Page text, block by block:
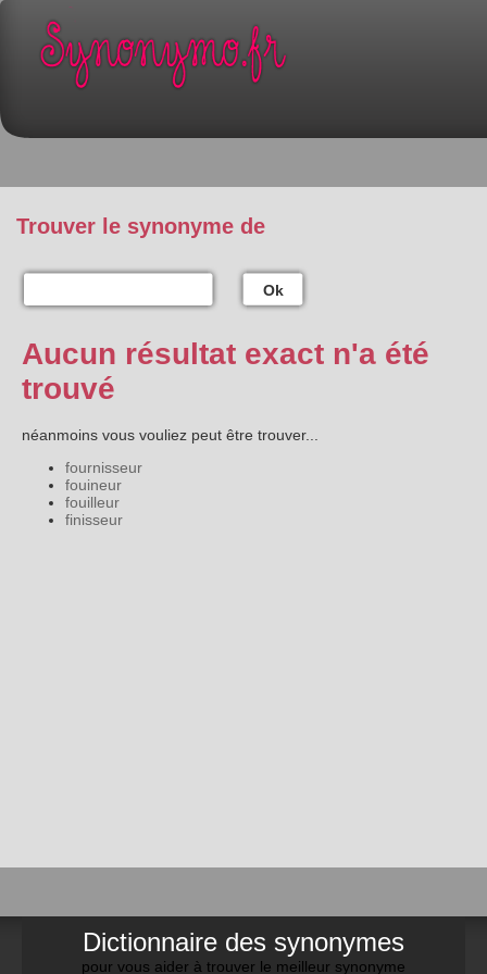
Trouver le synonyme de
Ok
Aucun résultat exact n'a été
trouvé
néanmoins vous vouliez peut être trouver...
fournisseur
fouineur
fouilleur
finisseur
Dictionnaire des synonymes
pour vous aider à trouver le meilleur synonyme